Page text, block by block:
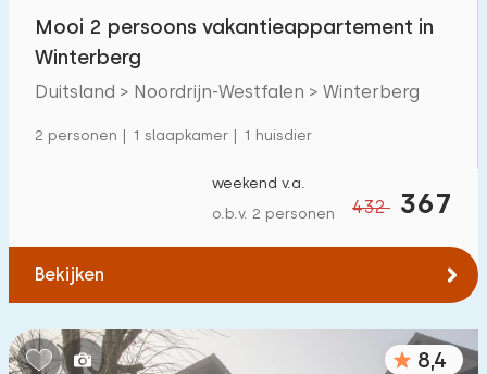
Mooi 2 persoons vakantieappartement in
Winterberg
Duitsland > Noordrijn-Westfalen > Winterberg
2 personen | 1 slaapkamer | 1 huisdier
432 367
weekend v.a.
o.b.v. 2 personen
Bekijken
8,4